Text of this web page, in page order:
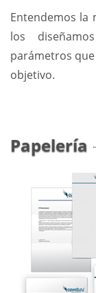
Entendemos la
los
parámetros
objetivo.
Papelería